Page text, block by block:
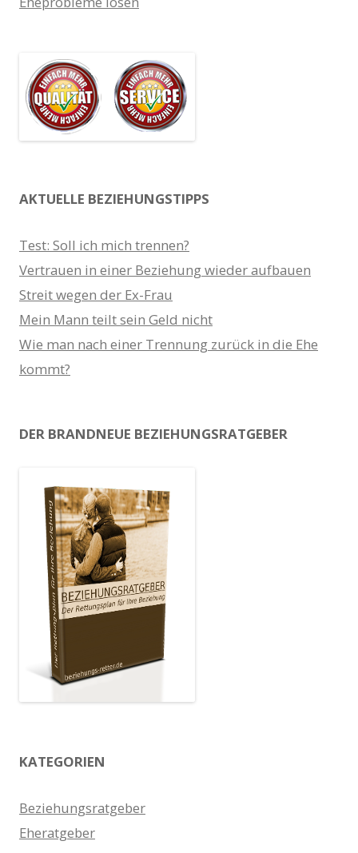
AKTUELLE BEZIEHUNGSTIPPS
Test: Soll ich mich trennen?
Vertrauen in einer Beziehung wieder aufbauen
Streit wegen der Ex-Frau
Mein Mann teilt sein Geld nicht
Wie man nach einer Trennung zurück in die Ehe
kommt?
DER BRANDNEUE BEZIEHUNGSRATGEBER
KATEGORIEN
Beziehungsratgeber
Eheratgeber